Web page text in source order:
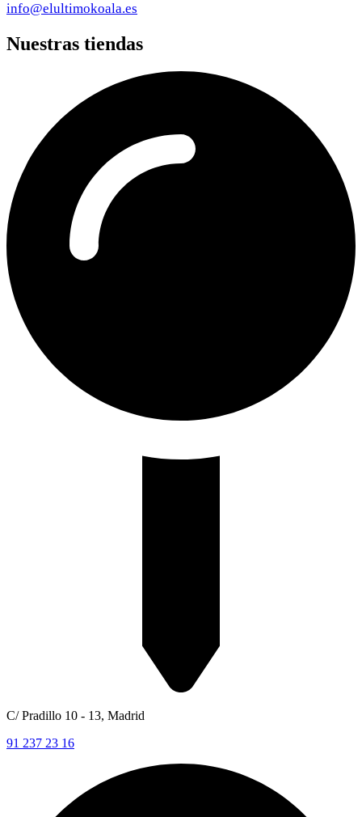
info@elultimokoala.es
Nuestras tiendas
C/ Pradillo 10 - 13, Madrid
91 237 23 16